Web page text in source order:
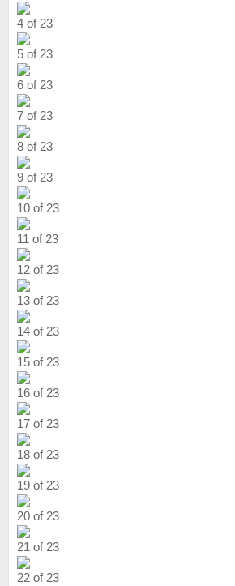
4 of 23
5 of 23
6 of 23
7 of 23
8 of 23
9 of 23
10 of 23
11 of 23
12 of 23
13 of 23
14 of 23
15 of 23
16 of 23
17 of 23
18 of 23
19 of 23
20 of 23
21 of 23
22 of 23